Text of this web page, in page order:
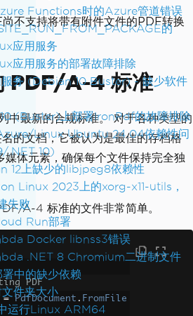
Functions时的Azure管道错误
的
应用服务
应用服务的部署故障排除
务 (Debian 10 Buster) - 缺少软件
(Buster)上部署IronPdf的故障排除
Linux Ubuntu 24.04依赖性问
.NET 10)
12上缺少的libjpeg8依赖性
Linux 2023上的xorg-x11-utils，
失败
Run部署
Docker libnss3错误
.NET 8 Chromium二进制文件
中的缺少依赖
件夹大小
运行Linux ARM64
不支持将带有附件文件的PDF转换
PDF/A-4 标准
最新的合规标准。 对于各种类型的
的文档，它被认为是最佳的存档格
媒体元素，确保每个文件保持完全独
A-4 标准的文件非常简单。
PDF
= PdfDocument . FromFile